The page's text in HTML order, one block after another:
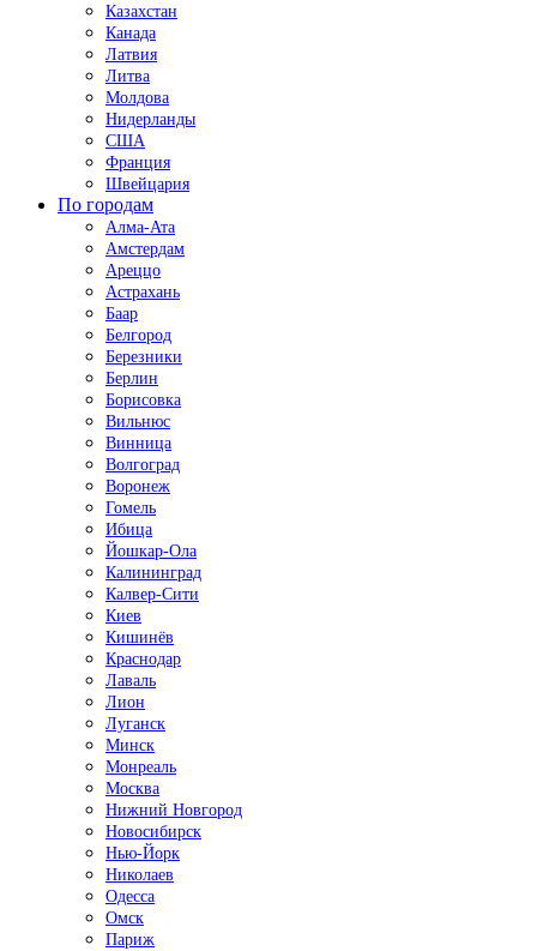
Казахстан
Канада
Латвия
Литва
Молдова
Нидерланды
США
Франция
Швейцария
По городам
Алма-Ата
Амстердам
Ареццо
Астрахань
Баар
Белгород
Березники
Берлин
Борисовка
Вильнюс
Винница
Волгоград
Воронеж
Гомель
Ибица
Йошкар-Ола
Калининград
Калвер-Сити
Киев
Кишинёв
Краснодар
Лаваль
Лион
Луганск
Минск
Монреаль
Москва
Нижний Новгород
Новосибирск
Нью-Йорк
Николаев
Одесса
Омск
Париж